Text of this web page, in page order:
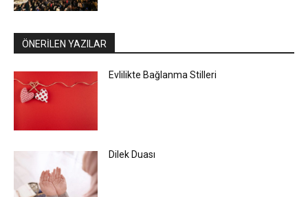
ÖNERİLEN YAZILAR
Evlilikte Bağlanma Stilleri
Dilek Duası